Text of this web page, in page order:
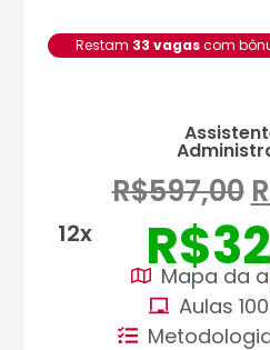
Restam 33 vagascom
R$597,00
R$
12x
Mapa da
Aulas